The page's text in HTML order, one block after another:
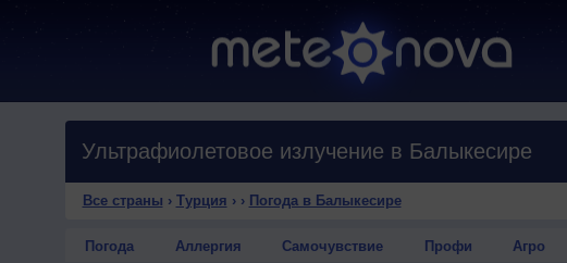
Ультрафиолетовое излучение в Балыкесире
Все страны › Турция › › Погода в Балыкесире
Погода Аллергия Самочувствие Профи Агро